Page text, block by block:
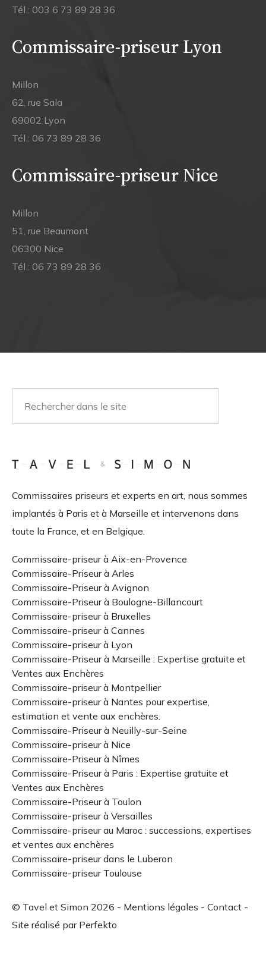
Tél : 003 6 73 89 28 36
Commissaire-priseur Lyon
Millon
62, rue Sala
69002 Lyon
Tél : 06 73 89 28 36
Commissaire-priseur Nice
Millon
51, rue Beaumont
06300 Nice
Tél : 06 73 89 28 36
Commissaires priseurs et experts en art, nous sommes
implantés à Paris et à Marseille et intervenons dans
toute la France, et en Belgique.
Commissaire-priseur à Aix-en-Provence
Commissaire-Priseur à Arles
Commissaire-Priseur à Avignon
Commissaire-Priseur à Boulogne-Billancourt
Commissaire-priseur à Bruxelles
Commissaire-priseur à Cannes
Commissaire-priseur à Lyon
Commissaire-Priseur à Marseille : Expertise gratuite et
Ventes aux Enchères
Commissaire-priseur à Montpellier
Commissaire-priseur à Nantes pour expertise,
estimation et vente aux enchères.
Commissaire-Priseur à Neuilly-sur-Seine
Commissaire-priseur à Nice
Commissaire-Priseur à Nîmes
Commissaire-Priseur à Paris : Expertise gratuite et
Ventes aux Enchères
Commissaire-Priseur à Toulon
Commissaire-priseur à Versailles
Commissaire-priseur au Maroc : successions, expertises
et ventes aux enchères
Commissaire-priseur dans le Luberon
Commissaire-priseur Toulouse
© Tavel et Simon 2026 - Mentions légales - Contact -
Site réalisé par Perfekto